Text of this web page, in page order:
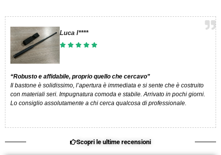
Luca I****​
“Robusto e affidabile, proprio quello che cercavo”
Il bastone è solidissimo, l’apertura è immediata e si sente che è costruito
con materiali seri. Impugnatura comoda e stabile. Arrivato in pochi giorni.
Lo consiglio assolutamente a chi cerca qualcosa di professionale.
Scopri le ultime recensioni